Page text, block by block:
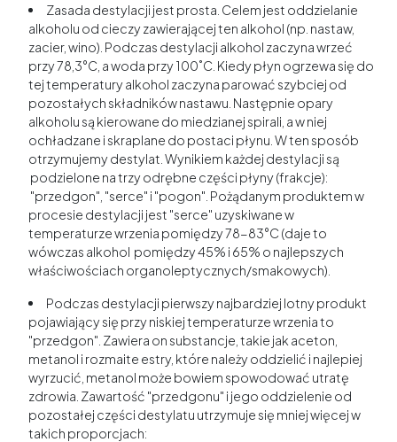
Zasada destylacji jest prosta. Celem jest oddzielanie
alkoholu od cieczy zawierającej ten alkohol (np. nastaw,
zacier, wino). Podczas destylacji alkohol zaczyna wrzeć
przy 78,3°C, a woda przy 100˚C. Kiedy płyn ogrzewa się do
tej temperatury alkohol zaczyna parować szybciej od
pozostałych składników nastawu. Następnie opary
alkoholu są kierowane do miedzianej spirali, a w niej
ochładzane i skraplane do postaci płynu. W ten sposób
otrzymujemy destylat. Wynikiem każdej destylacji są
podzielone na trzy odrębne części płyny (frakcje):
"przedgon", "serce" i "pogon". Pożądanym produktem w
procesie destylacji jest "serce" uzyskiwane w
temperaturze wrzenia pomiędzy 78-83°C (daje to
wówczas alkohol pomiędzy 45% i 65% o najlepszych
właściwościach organoleptycznych/smakowych).
Podczas destylacji pierwszy najbardziej lotny produkt
pojawiający się przy niskiej temperaturze wrzenia to
"przedgon". Zawiera on substancje, takie jak aceton,
metanol i rozmaite estry, które należy oddzielić i najlepiej
wyrzucić, metanol może bowiem spowodować utratę
zdrowia. Zawartość "przedgonu" i jego oddzielenie od
pozostałej części destylatu utrzymuje się mniej więcej w
takich proporcjach: